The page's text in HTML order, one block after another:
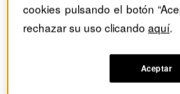
Revistas Harvard Deusto
Chris Argyris: "Lo que más me
Chris Argyris:
cookies pulsando el botón
rechazar su uso clicandoaquí.
Aceptar